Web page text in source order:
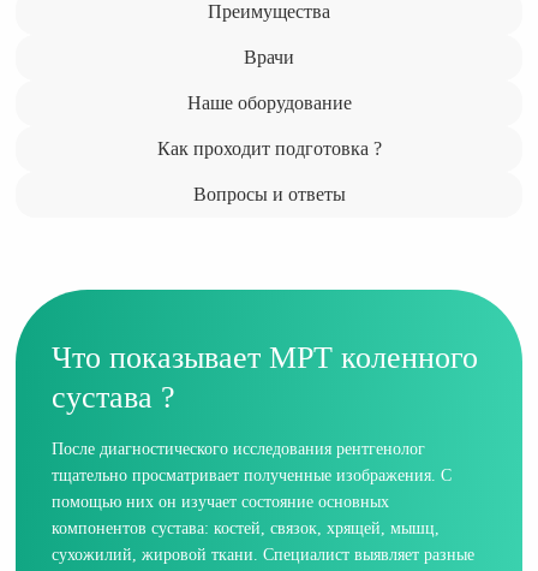
Преимущества
Врачи
Наше оборудование
Как проходит подготовка ?
Вопросы и ответы
Что показывает МРТ коленного
сустава ?
После диагностического исследования рентгенолог
тщательно просматривает полученные изображения. С
помощью них он изучает состояние основных
компонентов сустава: костей, связок, хрящей, мышц,
сухожилий, жировой ткани. Специалист выявляет разные